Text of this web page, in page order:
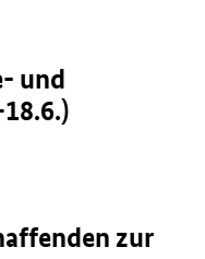
und
zur